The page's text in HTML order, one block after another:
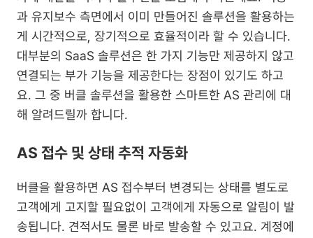
과 유지보수 측면에서 이미 만들어진 솔루션을 활용하는
게 시간적으로, 장기적으로 효율적이라 할 수 있습니다.
대부분의 SaaS 솔루션은 한 가지 기능만 제공하지 않고
연결되는 부가 기능을 제공한다는 장점이 있기도 하고
요. 그 중 버클 솔루션을 활용한 스마트한 AS 관리에 대
해 알려드릴까 합니다.
AS 접수 및 상태 추적 자동화
버클을 활용하면 AS 접수부터 변경되는 상태를 별도로
고객에게 고지할 필요없이 고객에게 자동으로 알림이 발
송됩니다. 견적서도 물론 바로 발송할 수 있고요. 계정에